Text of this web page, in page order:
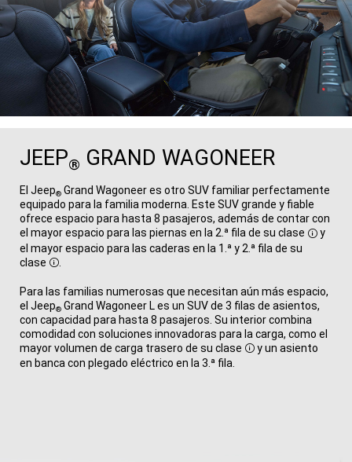
JEEP® GRAND WAGONEER
El Jeep® Grand Wagoneer es otro SUV familiar perfectamente
equipado para la familia moderna. Este SUV grande y fiable
ofrece espacio para hasta 8 pasajeros, además de contar con
el mayor espacio para las piernas en la 2.ª fila de su clase
y
el mayor espacio para las caderas en la 1.ª y 2.ª fila de su
clase
Disclosure
Para las familias numerosas que necesitan aún más espacio,
el Jeep® Grand Wagoneer L es un SUV de 3 filas de asientos,
con capacidad para hasta 8 pasajeros. Su interior combina
comodidad con soluciones innovadoras para la carga, como el
mayor volumen de carga trasero de su clase
Disclosure
y un asiento
en banca con plegado eléctrico en la 3.ª fila.